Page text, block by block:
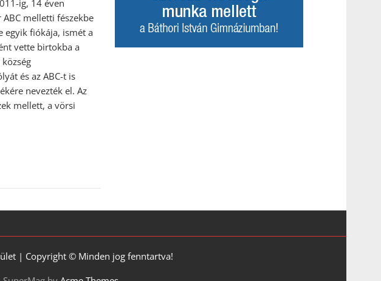
ig, 14 éven
ABC melletti fészekbe
egyik fiókája, ismét a
vette birtokba a
és az ABC-t is
nevezték el. Az
mellett, a vörsi
| Copyright © Minden jog fenntartva!